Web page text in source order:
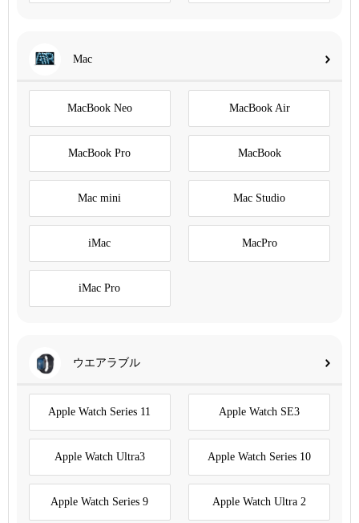
Mac
MacBook Neo MacBook Air
MacBook Pro MacBook
Mac mini Mac Studio
iMac MacPro
iMac Pro
ウエアラブル
Apple Watch Series 11 Apple Watch SE3
Apple Watch Ultra3 Apple Watch Series 10
Apple Watch Series 9 Apple Watch Ultra 2